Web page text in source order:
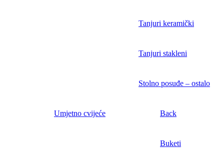
Tanjuri keramički
Tanjuri stakleni
Stolno posuđe – ostalo
Umjetno cvijeće Back
Buketi